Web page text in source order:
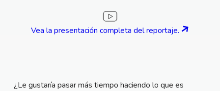
Vea la presentación completa del reportaje.
¿Le gustaría pasar más tiempo haciendo lo que es